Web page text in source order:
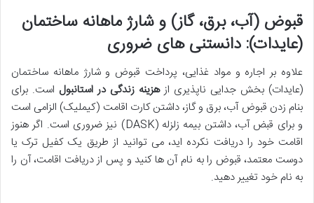
قبوض (آب، برق، گاز) و شارژ ماهانه ساختمان
(عایدات): دانستنی های ضروری
علاوه بر اجاره و مواد غذایی، پرداخت قبوض و شارژ ماهانه ساختمان
(عایدات) بخش جدایی ناپذیری ازهزینه زندگی در استانبول است. برای
بنام زدن قبوض آب، برق و گاز، داشتن کارت اقامت (کیملیک) الزامی است
و برای قبض آب، داشتن بیمه زلزله (DASK) نیز ضروری است. اگر هنوز
اقامت خود را دریافت نکرده اید، می توانید از طریق یک کفیل ترک یا
دوست معتمد، قبوض را به نام آن ها کنید و پس از دریافت اقامت، آن را
به نام خود تغییر دهید.